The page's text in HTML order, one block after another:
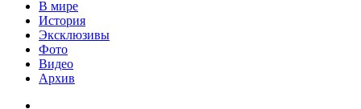
В мире
История
Эксклюзивы
Фото
Видео
Архив